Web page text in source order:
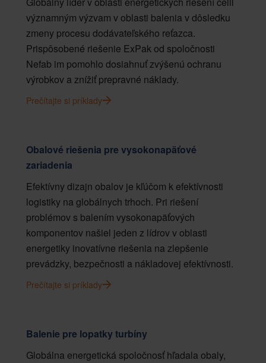
významným výzvam v oblasti balenia v dôsledku
zmeny procesu dodávateľského reťazca.
Prispôsobené riešenie ExPak od spoločnosti
Nefab im pomohlo dosiahnuť zvýšenú ochranu
výrobkov a znížiť prepravné náklady.
Prečítajte si príklady
Obalové riešenia pre vysokonapäťové
zariadenia
Efektívny dizajn obalov je kľúčom k efektívnosti
logistiky na globálnych trhoch. Pri riešení
problémov s balením vysokonapäťových
komponentov našiel jeden z lídrov v oblasti
energetiky inovatívne riešenia na zlepšenie
prevádzky, bezpečnosti a nákladovej efektívnosti.
Prečítajte si príklady
Balenie pre lopatky turbíny
Globálna energetická spoločnosť hľadala obaly,